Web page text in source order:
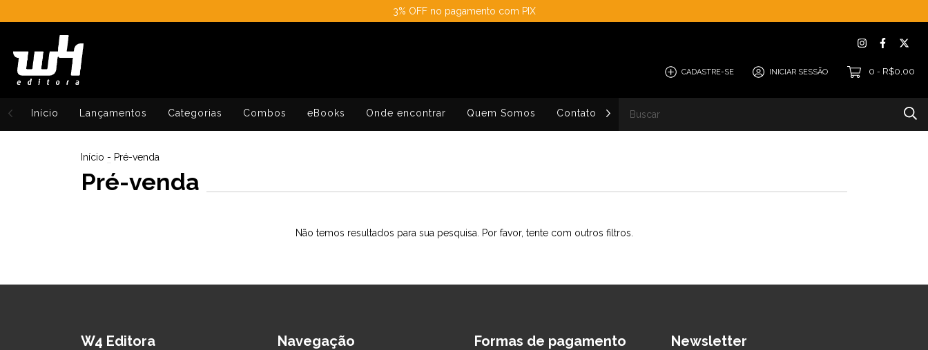
3% OFF no pagamento com PIX
CADASTRE-SE INICIAR SESSÃO 0 - R$0,00
Início Lançamentos Categorias Combos eBooks Onde encontrar Quem Somos Contato W4 Eternos
Início - Pré-venda
Pré-venda
Não temos resultados para sua pesquisa. Por favor, tente com outros filtros.
W4 Editora Navegação Formas de pagamento Newsletter